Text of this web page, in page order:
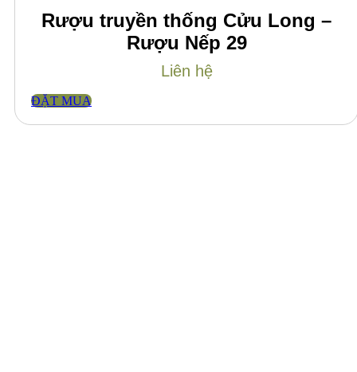
Rượu truyền thống Cửu Long –
Rượu Nếp 29
Liên hệ
ĐẶT MUA